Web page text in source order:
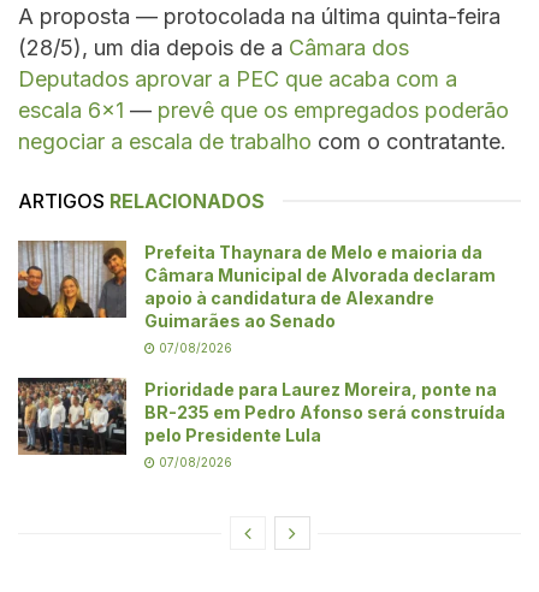
A proposta — protocolada na última quinta-feira
(28/5), um dia depois de a Câmara dos
Deputados aprovar a PEC que acaba com a
escala 6×1 — prevê que os empregados poderão
negociar a escala de trabalho com o contratante.
ARTIGOS RELACIONADOS
Prefeita Thaynara de Melo e maioria da
Câmara Municipal de Alvorada declaram
apoio à candidatura de Alexandre
Guimarães ao Senado
07/08/2026
Prioridade para Laurez Moreira, ponte na
BR-235 em Pedro Afonso será construída
pelo Presidente Lula
07/08/2026